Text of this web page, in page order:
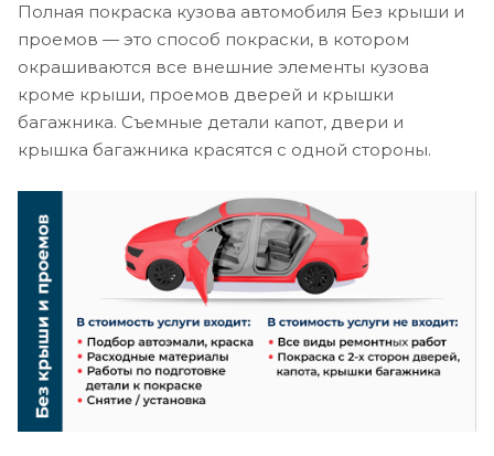
Полная покраска кузова автомобиля Без крыши и
проемов — это способ покраски, в котором
окрашиваются все внешние элементы кузова
кроме крыши, проемов дверей и крышки
багажника. Съемные детали капот, двери и
крышка багажника красятся с одной стороны.